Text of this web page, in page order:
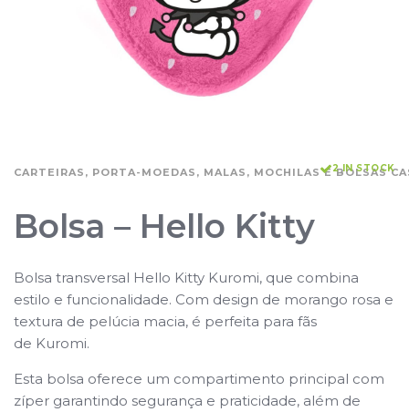
CARTEIRAS, PORTA-MOEDAS, MALAS, MOCHILAS E BOLSAS
2 IN STOCK
Bolsa – Hello Kitty
Bolsa transversal Hello Kitty Kuromi, que combina
estilo e funcionalidade. Com design de morango rosa e
textura de pelúcia macia, é perfeita para fãs
de Kuromi.
Esta bolsa oferece um compartimento principal com
zíper garantindo segurança e praticidade, além de